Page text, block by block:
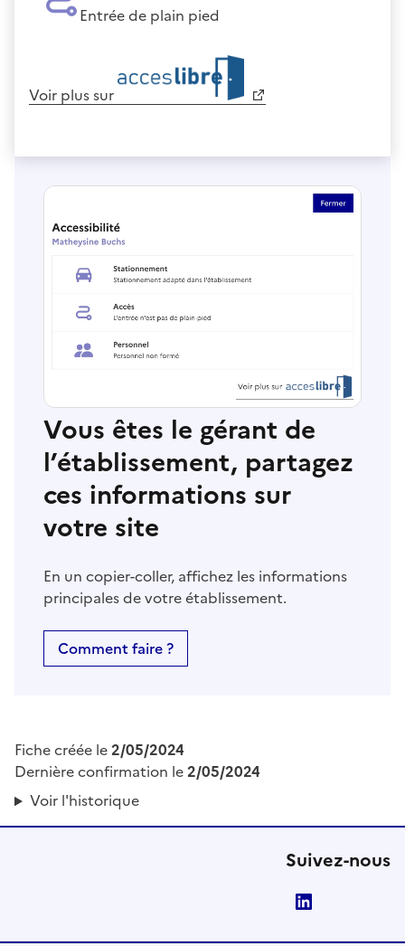
Entrée de plain pied
Voir plus sur
Vous êtes le gérant de
l’établissement, partagez
ces informations sur
votre site
En un copier-coller, affichez les informations
principales de votre établissement.
Comment faire ?
Fiche créée le2/05/2024
Dernière confirmation le2/05/2024
Voir l'historique
Suivez-nous